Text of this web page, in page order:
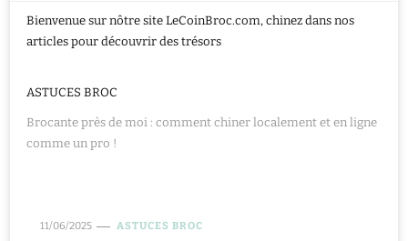
Bienvenue sur nôtre site LeCoinBroc.com, chinez dans nos
articles pour découvrir des trésors
ASTUCES BROC
Brocante près de moi : comment chiner localement et en ligne
comme un pro !
11/06/2025 ASTUCES BROC